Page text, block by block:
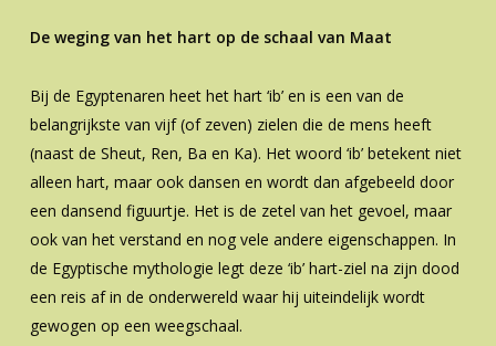
De weging van het hart op de schaal van Maat
Bij de Egyptenaren heet het hart ‘ib’ en is een van de
belangrijkste van vijf (of zeven) zielen die de mens heeft
(naast de Sheut, Ren, Ba en Ka). Het woord ‘ib’ betekent niet
alleen hart, maar ook dansen en wordt dan afgebeeld door
een dansend figuurtje. Het is de zetel van het gevoel, maar
ook van het verstand en nog vele andere eigenschappen. In
de Egyptische mythologie legt deze ‘ib’ hart-ziel na zijn dood
een reis af in de onderwereld waar hij uiteindelijk wordt
gewogen op een weegschaal.